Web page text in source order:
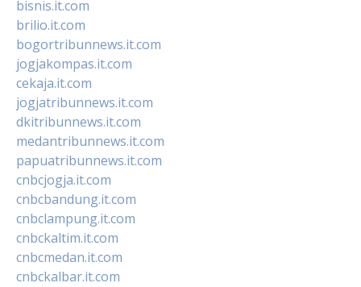
bisnis.it.com
brilio.it.com
bogortribunnews.it.com
jogjakompas.it.com
cekaja.it.com
jogjatribunnews.it.com
dkitribunnews.it.com
medantribunnews.it.com
papuatribunnews.it.com
cnbcjogja.it.com
cnbcbandung.it.com
cnbclampung.it.com
cnbckaltim.it.com
cnbcmedan.it.com
cnbckalbar.it.com